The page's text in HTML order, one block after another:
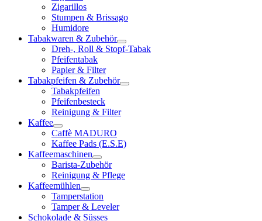
Zigarillos
Stumpen & Brissago
Humidore
Tabakwaren & Zubehör
Dreh-, Roll & Stopf-Tabak
Pfeifentabak
Papier & Filter
Tabakpfeifen & Zubehör
Tabakpfeifen
Pfeifenbesteck
Reinigung & Filter
Kaffee
Caffè MADURO
Kaffee Pads (E.S.E)
Kaffeemaschinen
Barista-Zubehör
Reinigung & Pflege
Kaffeemühlen
Tamperstation
Tamper & Leveler
Schokolade & Süsses